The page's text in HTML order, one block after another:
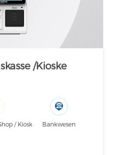
/Kioske
/ Kiosk Bankwesen